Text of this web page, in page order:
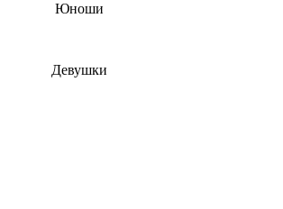
Юноши
Девушки